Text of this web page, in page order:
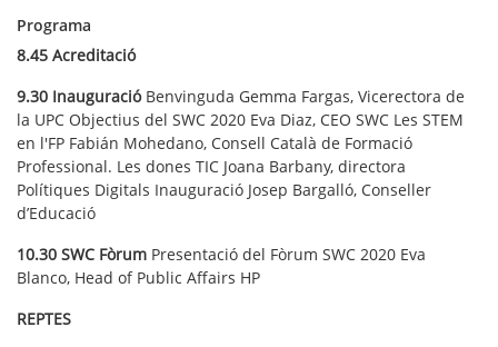
Programa
8.45 Acreditació
9.30 Inauguració Benvinguda Gemma Fargas, Vicerectora de
la UPC​ Objectius del SWC 2020 Eva Diaz, CEO SWC​ Les STEM
en l'FP Fabián Mohedano, Consell Català de Formació
Professional. Les dones TIC Joana Barbany, directora
Polítiques Digitals Inauguració Josep Bargalló, Conseller
d’Educació
10.30 SWC Fòrum Presentació del Fòrum SWC 2020 Eva
Blanco, Head of Public Affairs HP
REPTES